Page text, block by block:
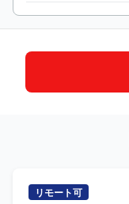
リモート可